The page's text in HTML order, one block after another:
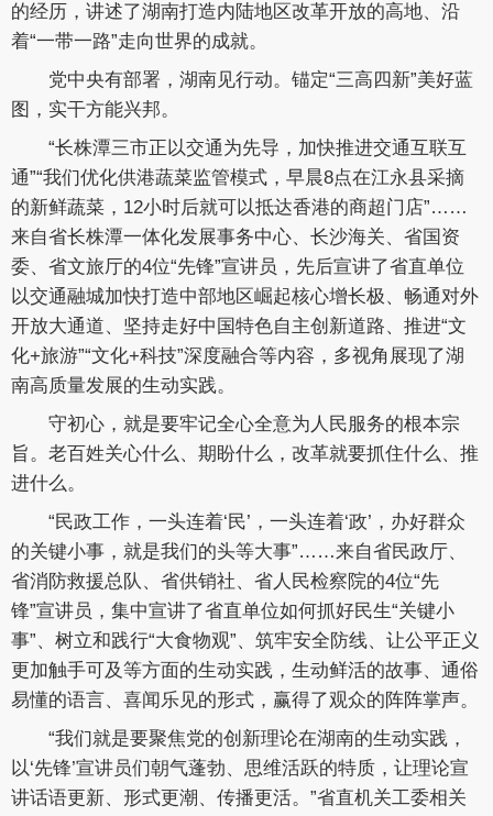
的经历，讲述了湖南打造内陆地区改革开放的高地、沿
着“一带一路”走向世界的成就。
党中央有部署，湖南见行动。锚定“三高四新”美好蓝
图，实干方能兴邦。
“长株潭三市正以交通为先导，加快推进交通互联互
通”“我们优化供港蔬菜监管模式，早晨8点在江永县采摘
的新鲜蔬菜，12小时后就可以抵达香港的商超门店”……
来自省长株潭一体化发展事务中心、长沙海关、省国资
委、省文旅厅的4位“先锋”宣讲员，先后宣讲了省直单位
以交通融城加快打造中部地区崛起核心增长极、畅通对外
开放大通道、坚持走好中国特色自主创新道路、推进“文
化+旅游”“文化+科技”深度融合等内容，多视角展现了湖
南高质量发展的生动实践。
守初心，就是要牢记全心全意为人民服务的根本宗
旨。老百姓关心什么、期盼什么，改革就要抓住什么、推
进什么。
“民政工作，一头连着‘民’，一头连着‘政’，办好群众
的关键小事，就是我们的头等大事”……来自省民政厅、
省消防救援总队、省供销社、省人民检察院的4位“先
锋”宣讲员，集中宣讲了省直单位如何抓好民生“关键小
事”、树立和践行“大食物观”、筑牢安全防线、让公平正义
更加触手可及等方面的生动实践，生动鲜活的故事、通俗
易懂的语言、喜闻乐见的形式，赢得了观众的阵阵掌声。
“我们就是要聚焦党的创新理论在湖南的生动实践，
以‘先锋’宣讲员们朝气蓬勃、思维活跃的特质，让理论宣
讲话语更新、形式更潮、传播更活。”省直机关工委相关